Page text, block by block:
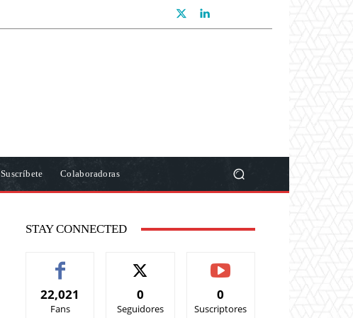
Suscríbete Colaboradoras
STAY CONNECTED
22,021
Fans
0
Seguidores
0
Suscriptores